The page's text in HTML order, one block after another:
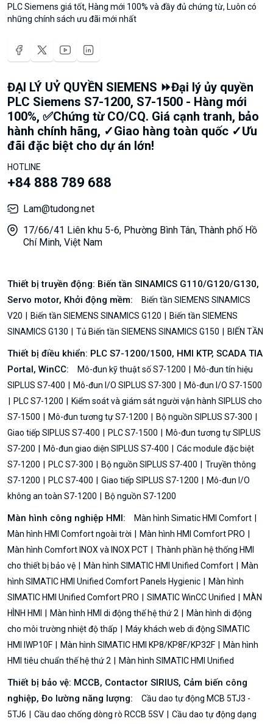
PLC Siemens giá tốt, Hàng mới 100% và đầy đủ chứng từ, Luôn có
những chính sách ưu đãi mới nhất
ĐẠI LÝ UỶ QUYỀN SIEMENS ⏩Đại lý ủy quyền
PLC Siemens S7-1200, S7-1500 - Hàng mới
100%, ✅Chứng từ CO/CQ. Giá cạnh tranh, bảo
hành chính hãng, ✓Giao hàng toàn quốc ✓Ưu
đãi đặc biệt cho dự án lớn!
HOTLINE
+84 888 789 688
Lam@tudong.net
17/66/41 Liên khu 5-6, Phường Bình Tân, Thành phố Hồ
Chí Minh, Việt Nam
Thiết bị truyền động: Biến tần SINAMICS G110/G120/G130,
Servo motor, Khởi động mềm:
Biến tần SIEMENS SINAMICS
V20
Biến tần SIEMENS SINAMICS G120
Biến tần SIEMENS
SINAMICS G130
Tủ Biến tần SIEMENS SINAMICS G150 BIẾN TẦN
Thiết bị điều khiển: PLC S7-1200/1500, HMI KTP, SCADA TIA
Portal, WinCC:
Mô-đun kỹ thuật số S7-1200
Mô-đun tín hiệu
SIPLUS S7-400
Mô-đun I/O SIPLUS S7-300
Mô-đun I/O S7-1500
PLC S7-1200
Kiểm soát và giám sát người vận hành SIPLUS cho
S7-1500
Mô-đun tương tự S7-1200
Bộ nguồn SIPLUS S7-300
Giao tiếp SIPLUS S7-400
PLC S7-1500
Mô-đun tương tự SIPLUS
S7-200
Mô-đun giao diện SIPLUS S7-400
Các module đặc biệt
S7-1200
PLC S7-300 Bộ nguồn SIPLUS S7-400
Truyền thông
S7-1200
PLC S7-400 Giao tiếp SIPLUS S7-1200
Mô-đun I/O
không an toàn S7-1200
Bộ nguồn S7-1200
Màn hình công nghiệp HMI:
Màn hình Simatic HMI Comfort
Màn hình HMI Comfort ngoài trời
Màn hình HMI Comfort PRO
Màn hình Comfort INOX và INOX PCT
Thành phần hệ thống HMI
cho thiết bị bảo vệ
Màn hình SIMATIC HMI Unified Comfort
Màn
hình SIMATIC HMI Unified Comfort Panels Hygienic
Màn hình
SIMATIC HMI Unified Comfort PRO
SIMATIC WinCC Unified
MÀN
HÌNH HMI
Màn hình HMI di động thế hệ thứ 2
Màn hình di động
cho môi trường nhiệt độ thấp
Máy khách web di động SIMATIC
HMI IWP10F
Màn hình SIMATIC HMI KP8/KP8F/KP32F
Màn hình
HMI tiêu chuẩn thế hệ thứ 2
Màn hình SIMATIC HMI Unified
Thiết bị bảo vệ: MCCB, Contactor SIRIUS, Cảm biến công
nghiệp, Đo lường năng lượng:
Cầu dao tự động MCB 5TJ3 -
5TJ6
Cầu dao chống dòng rò RCCB 5SV
Cầu dao tự động dạng